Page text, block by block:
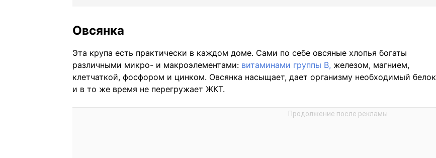
Овсянка
Эта крупа есть практически в каждом доме. Сами по себе овсяные хлопья богаты
различными микро- и макроэлементами: витаминами группы В, железом, магнием,
клетчаткой, фосфором и цинком. Овсянка насыщает, дает организму необходимый белок
и в то же время не перегружает ЖКТ.